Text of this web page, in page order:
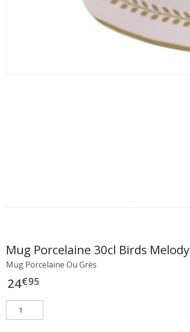
Mug Porcelaine 30cl Birds Melody
Mug Porcelaine Ou Grès
24€95